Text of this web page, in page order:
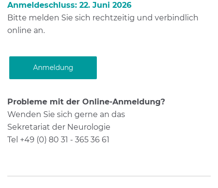
Anmeldeschluss: 22. Juni 2026
Bitte melden Sie sich rechtzeitig und verbindlich
online an.
Anmeldung
Probleme mit der Online-Anmeldung?
Wenden Sie sich gerne an das
Sekretariat der Neurologie
Tel +49 (0) 80 31 - 365 36 61